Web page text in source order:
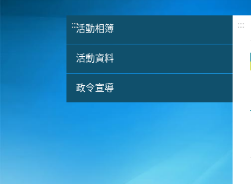
:::活動相簿
活動資料
政令宣導
:::